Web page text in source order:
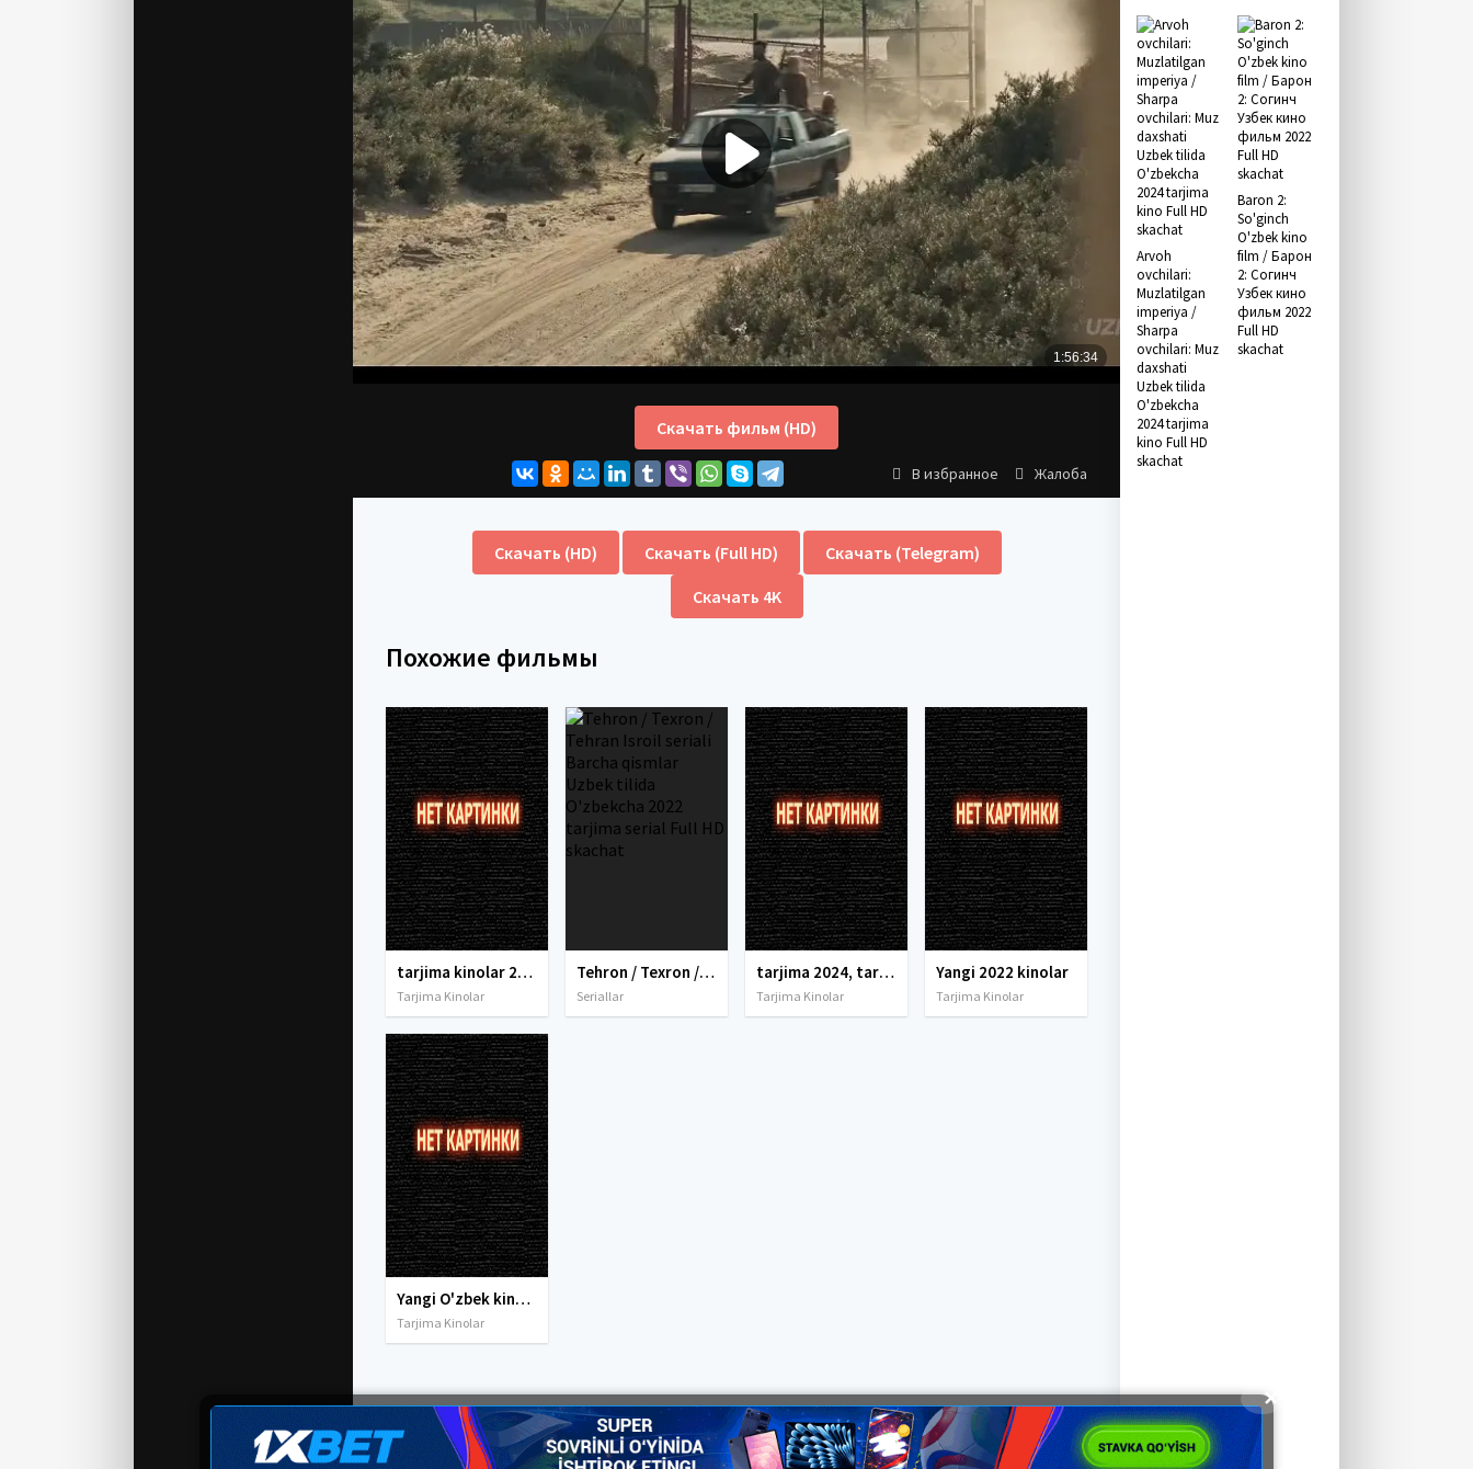
Скачать фильм (HD)
В избранное Жалоба
Скачать (HD) Скачать (Full HD)
Скачать (Telegram)
Скачать 4K
Похожие фильмы
tarjima kinolar 2025, uzbek tarjima kinolar 2025, tarjima kinolar uzbek tilida 2025, tarjima kinolar o zbek 2025, tarjima kinolar o zbek tilida 2025, yangi tarjima kinolar 2025, uzmovi tarjima kinolar 2025, uzmovi com tarjima kinolar 2025, uzbekcha t
Tarjima Kinolar
Tehron / Texron / Tehran Isroil seriali Barcha qismlar Uzbek tilida O'zbekcha 2022 tarjima serial Full HD skachat
Seriallar
tarjima 2024, tarjima kinolar 2024, uzbek tarjima 2024, tarjima kinolar tilida tilida 2024, uzbek tilida tarjima 2024, kino tarjima 2024, uzbek tarjima kinolar 2024, tarjima kinolar 2024 uzbek tilida, tarjima kinolar 2024 o zbek, tarjima kinolar 2024
Tarjima Kinolar
Yangi 2022 kinolar
Tarjima Kinolar
Yangi O'zbek kinolar 2010-2011-2012-2013-2014-2015-2016-2017-2018-2019-2020-2021-2022-2023-2024-2025 O'zbek tilida Uzbek tarjima Full HD
Tarjima Kinolar
Arvoh
ovchilari:
Muzlatilgan
imperiya /
Sharpa
ovchilari: Muz
daxshati
Uzbek tilida
O'zbekcha
2024 tarjima
kino Full HD
skachat
Baron 2:
So'ginch
O'zbek kino
film / Барон
2: Согинч
Узбек кино
фильм 2022
Full HD
skachat
✕